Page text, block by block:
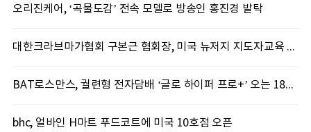
오리진케어, ‘곡물도감’ 전속 모델로 방송인 홍진경 발탁
대한크라브마가협회 구본근 협회장, 미국 뉴저지 지도자교육 실시
BAT로스만스, 궐련형 전자담배 ‘글로 하이퍼 프로+’ 오는 18일 출시
bhc, 얼바인 H마트 푸드코트에 미국 10호점 오픈